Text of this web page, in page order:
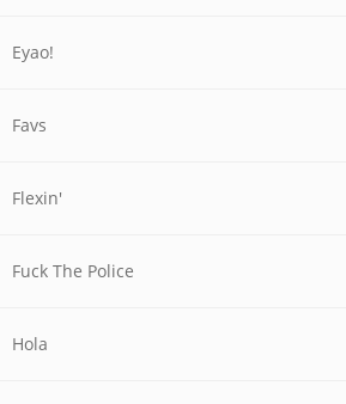
Eyao!
Favs
Flexin'
Fuck The Police
Hola